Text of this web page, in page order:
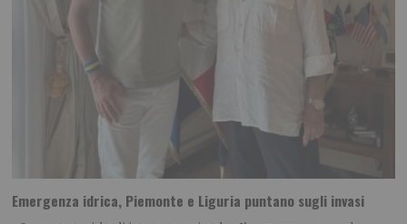
Emergenza idrica, Piemonte e Liguria puntano sugli invasi